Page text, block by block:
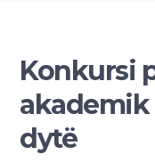
Konkursi
akademik
dytë